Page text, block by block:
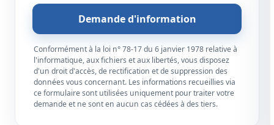
Demande d'information
Conformément à la loi n° 78-17 du 6 janvier 1978 relative à
l'informatique, aux fichiers et aux libertés, vous disposez
d'un droit d'accès, de rectification et de suppression des
données vous concernant. Les informations recueillies via
ce formulaire sont utilisées uniquement pour traiter votre
demande et ne sont en aucun cas cédées à des tiers.